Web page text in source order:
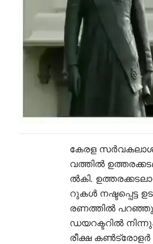
കേരള
വത്തിൽ
ൽകി.
റുകൾ നഷ്ടപ്പെട്ട
രണത്തിൽ
ഡയറക്ടറിൽ
രീക്ഷ കൺട്രോളർ